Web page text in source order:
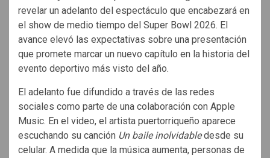
revelar un adelanto del espectáculo que encabezará en
el show de medio tiempo del Super Bowl 2026. El
avance elevó las expectativas sobre una presentación
que promete marcar un nuevo capítulo en la historia del
evento deportivo más visto del año.
El adelanto fue difundido a través de las redes
sociales como parte de una colaboración con Apple
Music. En el video, el artista puertorriqueño aparece
escuchando su canción Un baile inolvidabledesde su
celular. A medida que la música aumenta, personas de